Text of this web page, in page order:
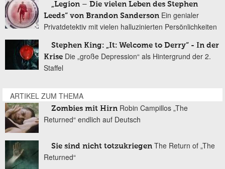
„Legion – Die vielen Leben des Stephen
Leeds“ von Brandon Sanderson Ein genialer
Privatdetektiv mit vielen halluzinierten Persönlichkeiten
Stephen King: „It: Welcome to Derry“ - In der
Krise Die „große Depression“ als Hintergrund der 2.
Staffel
ARTIKEL ZUM THEMA
Zombies mit Hirn Robin Campillos „The
Returned“ endlich auf Deutsch
Sie sind nicht totzukriegen The Return of „The
Returned“